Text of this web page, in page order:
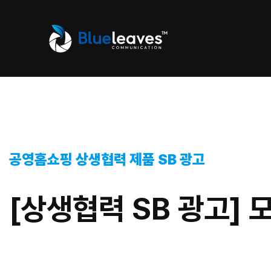
공영홈쇼핑 상생협력 제품 SB 광고
[상생협력 SB 광고]